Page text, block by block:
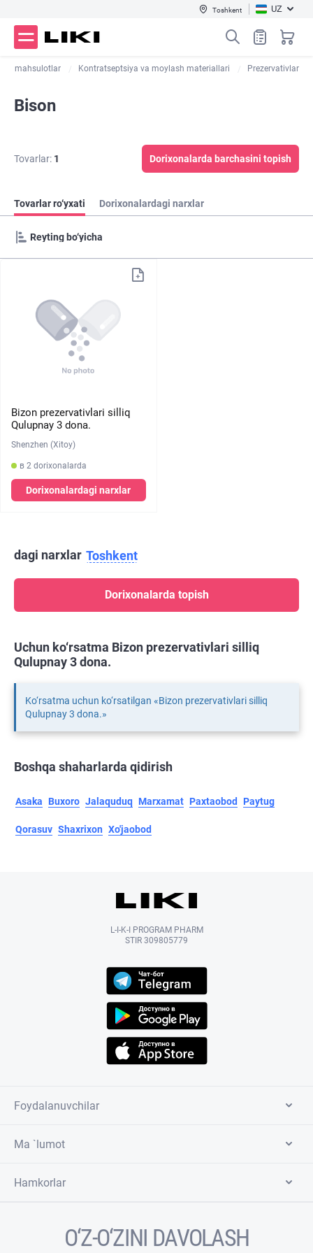
Toshkent UZ
mahsulotlar Kontratseptsiya va moylash materiallari Prezervativlar
Bison
Tovarlar: 1 Dorixonalarda barchasini topish
Tovarlar ro‘yxati Dorixonalardagi narxlar
Bizon prezervativlari silliq
Qulupnay 3 dona.
Shenzhen (Xitoy)
в 2 dorixonalarda
Dorixonalardagi narxlar
dagi narxlar Toshkent
Dorixonalarda topish
Uchun ko‘rsatma Bizon prezervativlari silliq
Qulupnay 3 dona.
Ko‘rsatma uchun ko‘rsatilgan «Bizon prezervativlari silliq
Qulupnay 3 dona.»
Boshqa shaharlarda qidirish
Asaka Buxoro Jalaquduq Marxamat Paxtaobod Paytug
Qorasuv Shaxrixon Xo'jaobod
L-I-K-I PROGRAM PHARM
STIR 309805779
Foydalanuvchilar
Ma `lumot
Hamkorlar
O‘Z-O‘ZINI DAVOLASH